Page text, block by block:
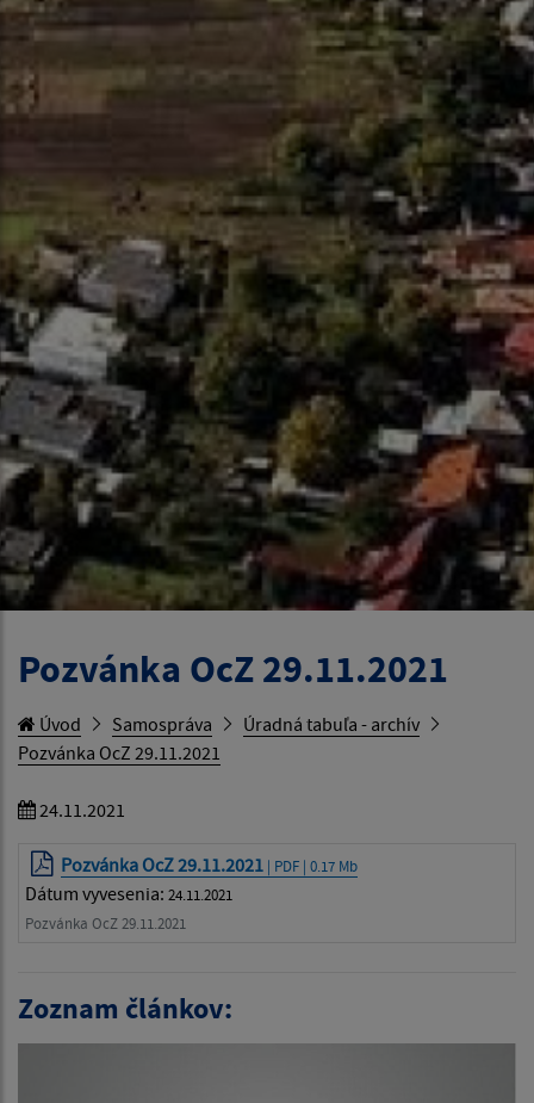
Pozvánka OcZ 29.11.2021
Úvod Samospráva
Úradná tabuľa - archív
Pozvánka OcZ 29.11.2021
24.11.2021
Pozvánka OcZ 29.11.2021 | PDF | 0.17 Mb
Dátum vyvesenia: 24.11.2021
Pozvánka OcZ 29.11.2021
Zoznam článkov: